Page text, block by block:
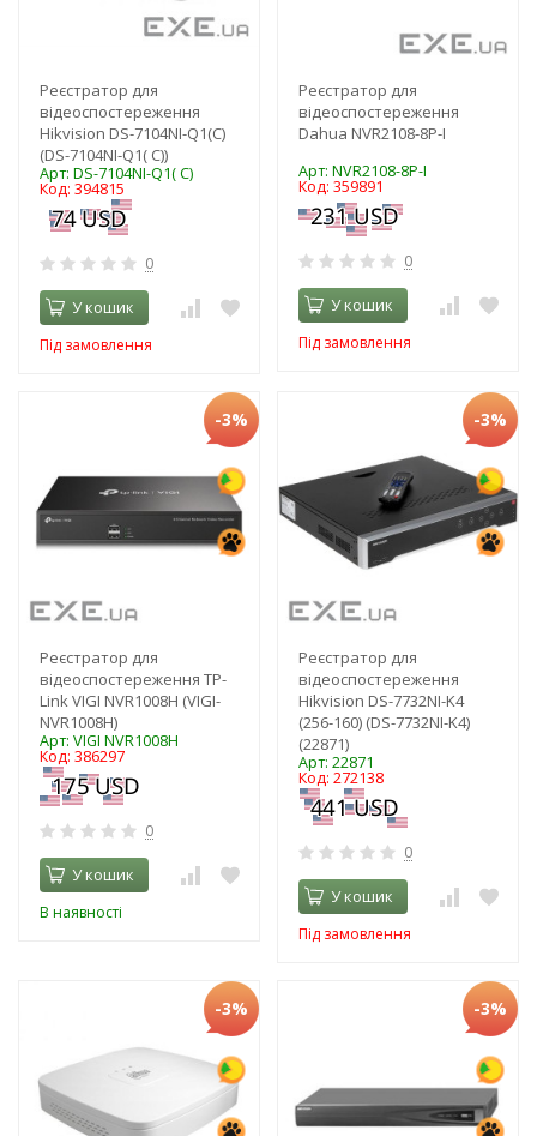
Реєстратор для
відеоспостереження
Hikvision DS-7104NI-Q1(C)
(DS-7104NI-Q1( C))
Арт: DS-7104NI-Q1( C)
Код: 394815
0
У кошик
Під замовлення
Реєстратор для
відеоспостереження
Dahua NVR2108-8P-I
Арт: NVR2108-8P-I
Код: 359891
0
У кошик
Під замовлення
-3%
Реєстратор для
відеоспостереження TP-
Link VIGI NVR1008H (VIGI-
NVR1008H)
Арт: VIGI NVR1008H
Код: 386297
0
У кошик
В наявності
-3%
Реєстратор для
відеоспостереження
Hikvision DS-7732NI-K4
(256-160) (DS-7732NI-K4)
(22871)
Арт: 22871
Код: 272138
0
У кошик
Під замовлення
-3% -3%